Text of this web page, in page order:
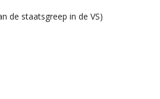
de staatsgreep in de VS)